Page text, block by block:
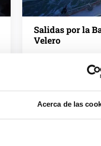
Acerca de las
Salidas por la
Velero
El Puerto de Santa
Próxima salida: 7